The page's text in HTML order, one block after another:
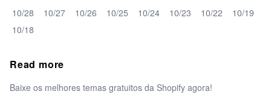
10/28 10/27 10/26 10/25 10/24 10/23 10/22
10/19
10/18
Read more
Baixe os melhores temas gratuitos da Shopify agora!